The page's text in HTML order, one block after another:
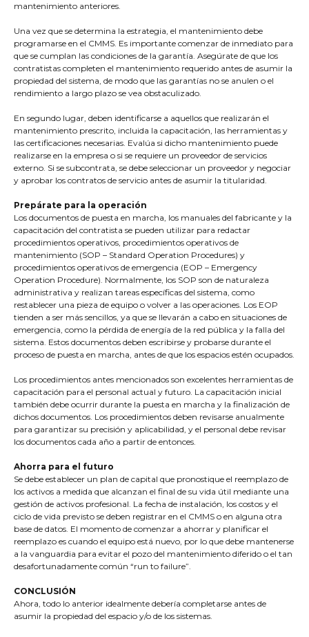
mantenimiento anteriores.
Una vez que se determina la estrategia, el mantenimiento debe
programarse en el CMMS. Es importante comenzar de inmediato para
que se cumplan las condiciones de la garantía. Asegúrate de que los
contratistas completen el mantenimiento requerido antes de asumir la
propiedad del sistema, de modo que las garantías no se anulen o el
rendimiento a largo plazo se vea obstaculizado.
En segundo lugar, deben identificarse a aquellos que realizarán el
mantenimiento prescrito, incluida la capacitación, las herramientas y
las certificaciones necesarias. Evalúa si dicho mantenimiento puede
realizarse en la empresa o si se requiere un proveedor de servicios
externo. Si se subcontrata, se debe seleccionar un proveedor y negociar
y aprobar los contratos de servicio antes de asumir la titularidad.
Prepárate para la operación
Los documentos de puesta en marcha, los manuales del fabricante y la
capacitación del contratista se pueden utilizar para redactar
procedimientos operativos, procedimientos operativos de
mantenimiento (SOP – Standard Operation Procedures) y
procedimientos operativos de emergencia (EOP – Emergency
Operation Procedure). Normalmente, los SOP son de naturaleza
administrativa y realizan tareas específicas del sistema, como
restablecer una pieza de equipo o volver a las operaciones. Los EOP
tienden a ser más sencillos, ya que se llevarán a cabo en situaciones de
emergencia, como la pérdida de energía de la red pública y la falla del
sistema. Estos documentos deben escribirse y probarse durante el
proceso de puesta en marcha, antes de que los espacios estén ocupados.
Los procedimientos antes mencionados son excelentes herramientas de
capacitación para el personal actual y futuro. La capacitación inicial
también debe ocurrir durante la puesta en marcha y la finalización de
dichos documentos. Los procedimientos deben revisarse anualmente
para garantizar su precisión y aplicabilidad, y el personal debe revisar
los documentos cada año a partir de entonces.
Ahorra para el futuro
Se debe establecer un plan de capital que pronostique el reemplazo de
los activos a medida que alcanzan el final de su vida útil mediante una
gestión de activos profesional. La fecha de instalación, los costos y el
ciclo de vida previsto se deben registrar en el CMMS o en alguna otra
base de datos. El momento de comenzar a ahorrar y planificar el
reemplazo es cuando el equipo está nuevo, por lo que debe mantenerse
a la vanguardia para evitar el pozo del mantenimiento diferido o el tan
desafortunadamente común “run to failure”.
CONCLUSIÓN
Ahora, todo lo anterior idealmente debería completarse antes de
asumir la propiedad del espacio y/o de los sistemas.